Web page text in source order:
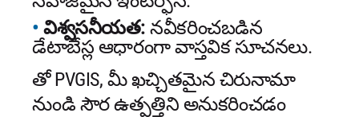
విశ్వసనీయత: నవీకరించబడిన
డేటాబేస్ల ఆధారంగా వాస్తవిక సూచనలు.
తో PVGIS, మీ ఖచ్చితమైన చిరునామా
నుండి సౌర ఉత్పత్తిని అనుకరించడం